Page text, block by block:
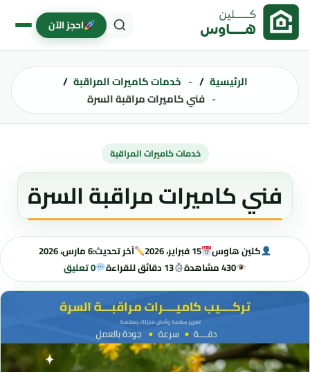
تخطى إلى المحتوى
احجز الآن
الرئيسية
خدمات كاميرات المراقبة
فني كاميرات مراقبة السرة
خدمات كاميرات المراقبة
فني كاميرات مراقبة السرة
كلين هاوس 15 فبراير، 2026 آخر تحديث:6 مارس، 2026
430 مشاهدة
13 دقائق للقراءة 0 تعليق